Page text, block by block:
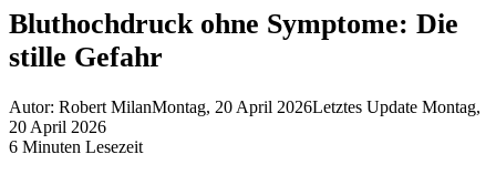
Bluthochdruck ohne Symptome: Die
stille Gefahr
Autor: Robert MilanMontag, 20 April 2026Letztes Update Montag,
20 April 2026
6 Minuten Lesezeit